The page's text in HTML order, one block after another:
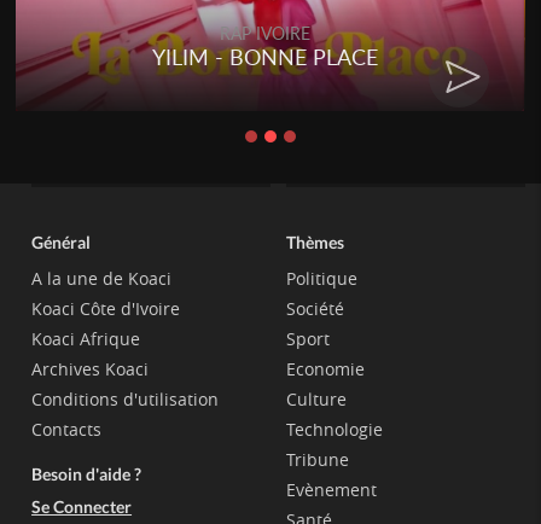
RAP IVOIRE
YILIM - BONNE PLACE
Général
A la une de Koaci
Koaci Côte d'Ivoire
Koaci Afrique
Archives Koaci
Conditions d'utilisation
Contacts
Besoin d'aide ?
Se Connecter
Thèmes
Politique
Société
Sport
Economie
Culture
Technologie
Tribune
Evènement